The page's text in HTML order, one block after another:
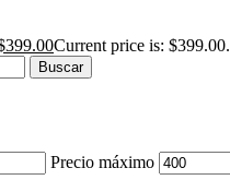
399.00Current price is: $399.00.
Buscar
Precio máximo